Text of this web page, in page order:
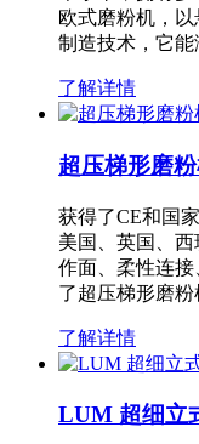
欧式磨粉机，
制造技术，它
了解详情
超压梯形磨
获得了CE和国
美国、英国、
作面、柔性连
了超压梯形磨
了解详情
LUM 超细立